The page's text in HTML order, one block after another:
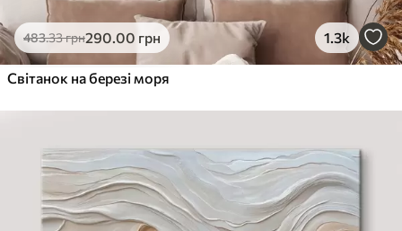
483.33грн290.00 грн 1.3k
Світанок на березі моря